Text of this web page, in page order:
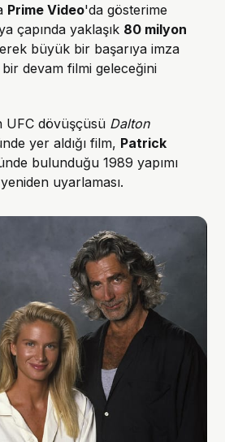
Prime Video'da gösterime
çapında yaklaşık 80 milyon
büyük bir başarıya imza
devam filmi geleceğini
UFC dövüşçüsü Dalton
yer aldığı film, Patrick
bulunduğu 1989 yapımı
uyarlaması.